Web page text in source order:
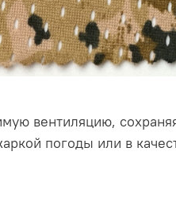
вентиляцию,
погоды или в